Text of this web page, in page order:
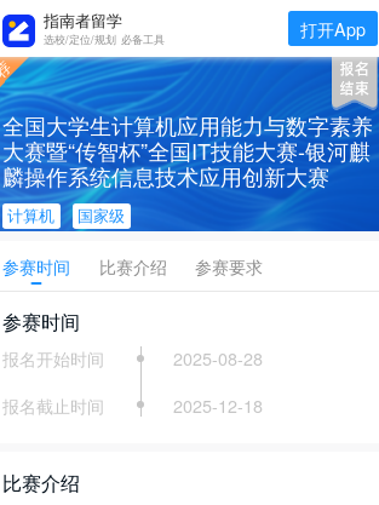
指南者留学
选校/定位/规划 必备工具 打开App
全国大学生计算机应用能力与数字素养
大赛暨“传智杯”全国IT技能大赛-银河麒
麟操作系统信息技术应用创新大赛
计算机 国家级
参赛时间 比赛介绍 参赛要求
参赛时间
报名开始时间
2025-08-28
报名截止时间
2025-12-18
比赛介绍